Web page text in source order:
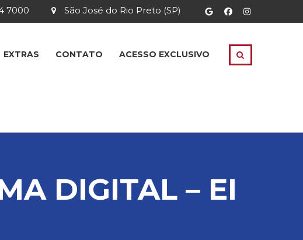
São José do Rio Preto (SP)
7000
EXTRAS CONTATO ACESSO EXCLUSIVO
DIGITAL – EI